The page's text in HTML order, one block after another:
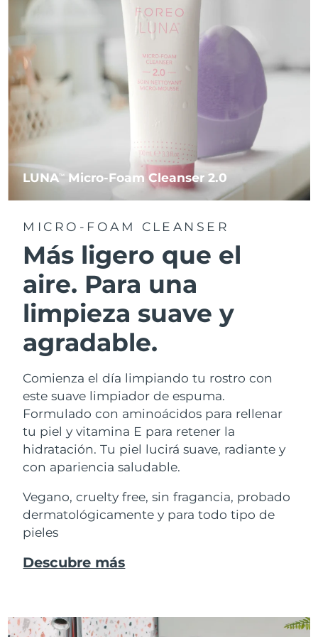
LUNATM Micro-Foam Cleanser 2.0
MICRO-FOAM CLEANSER
Más ligero que el
aire. Para una
limpieza suave y
agradable.
Comienza el día limpiando tu rostro con
este suave limpiador de espuma.
Formulado con aminoácidos para rellenar
tu piel y vitamina E para retener la
hidratación. Tu piel lucirá suave, radiante y
con apariencia saludable.
Vegano, cruelty free, sin fragancia, probado
dermatológicamente y para todo tipo de
pieles
Descubre más